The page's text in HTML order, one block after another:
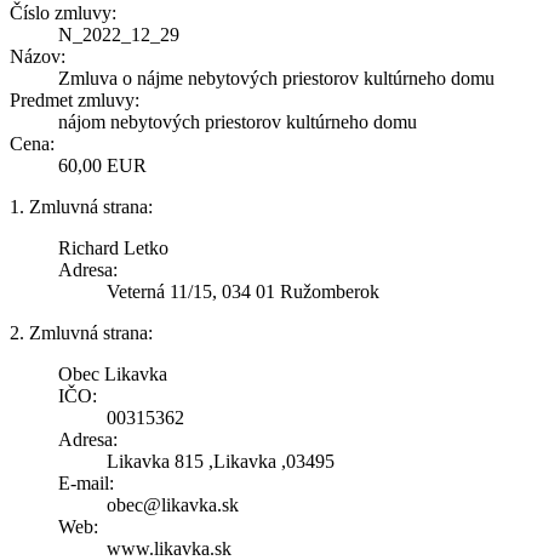
Číslo zmluvy:
N_2022_12_29
Názov:
Zmluva o nájme nebytových priestorov kultúrneho domu
Predmet zmluvy:
nájom nebytových priestorov kultúrneho domu
Cena:
60,00 EUR
1. Zmluvná strana:
Richard Letko
Adresa:
Veterná 11/15, 034 01 Ružomberok
2. Zmluvná strana:
Obec Likavka
IČO:
00315362
Adresa:
Likavka 815 ,Likavka ,03495
E-mail:
obec@likavka.sk
Web:
www.likavka.sk